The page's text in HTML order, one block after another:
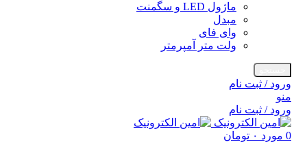
ماژول LED و سگمنت
مبدل
وای فای
ولت متر آمپرمتر
ورود / ثبت نام
منو
ورود / ثبت نام
0 مورد ۰ تومان